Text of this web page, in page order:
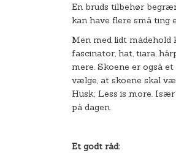
En bruds tilbehør
kan have flere små ting
Men med lidt mådehold
fascinator, hat, tiara,
mere. Skoene er også
vælge, at skoene skal
Husk; Less is more.
på dagen.
Et godt råd: